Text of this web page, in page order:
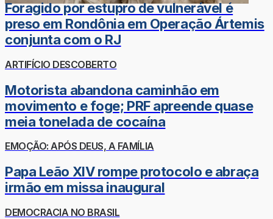
Foragido por estupro de vulnerável é
preso em Rondônia em Operação Ártemis
conjunta com o RJ
ARTIFÍCIO DESCOBERTO
Motorista abandona caminhão em
movimento e foge; PRF apreende quase
meia tonelada de cocaína
EMOÇÃO: APÓS DEUS, A FAMÍLIA
Papa Leão XIV rompe protocolo e abraça
irmão em missa inaugural
DEMOCRACIA NO BRASIL